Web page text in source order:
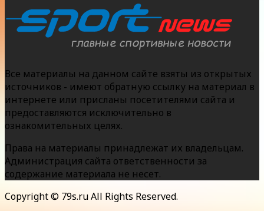
Все материалы на данном сайте взяты из открытых
источников - имеют обратную ссылку на материал в
интернете или присланы посетителями сайта и
предоставляются исключительно в
ознакомительных целях.
Права на материалы принадлежат их владельцам.
Администрация сайта ответственности за
содержание материала не несет.
Copyright © 79s.ru All Rights Reserved.